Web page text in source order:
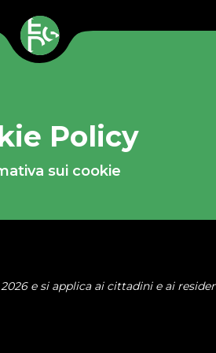
Policy
sui cookie
e si applica ai cittadini e ai